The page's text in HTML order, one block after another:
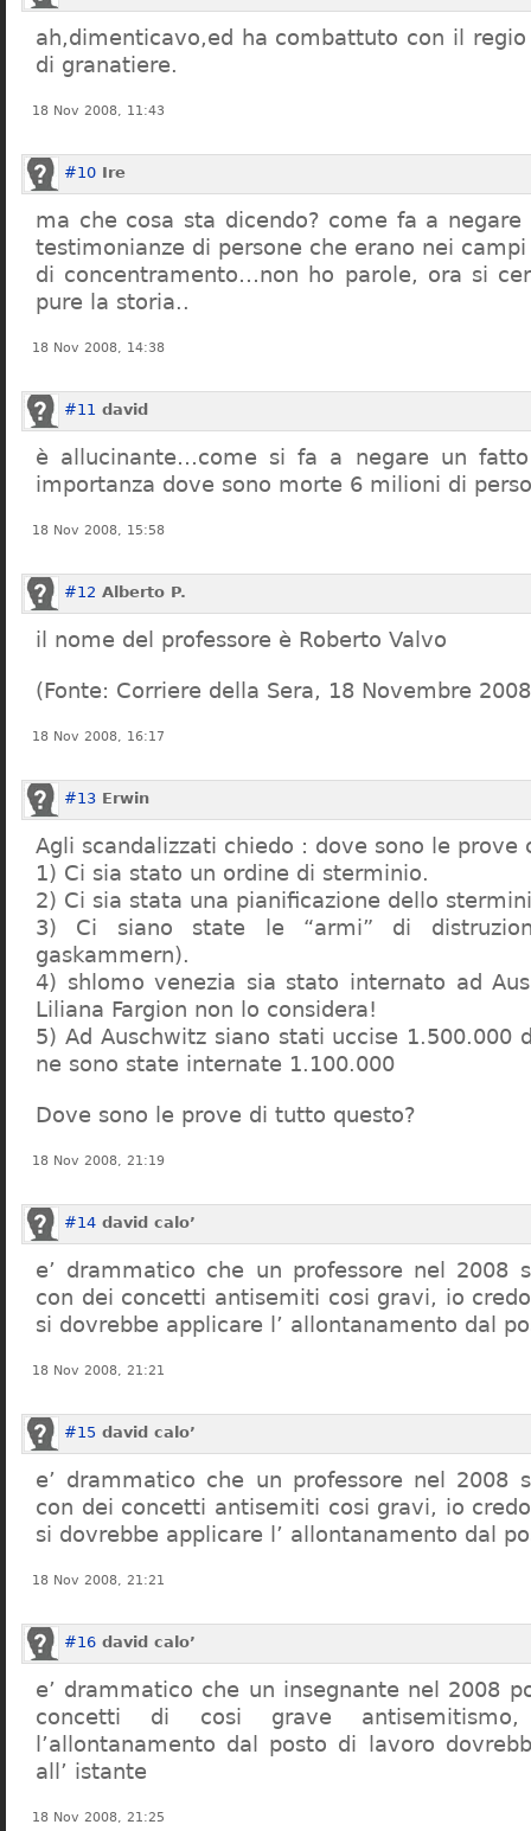
ah,dimenticavo,ed ha combattuto con il
di granatiere.
18 Nov 2008, 11:43
#10 Ire
ma che cosa sta dicendo? come fa a
testimonianze di persone che erano nei campi
di concentramento…non ho parole, ora si
pure la storia..
18 Nov 2008, 14:38
#11 david
è allucinante…come si fa a negare un
importanza dove sono morte 6 milioni di
18 Nov 2008, 15:58
#12 Alberto P.
il nome del professore è Roberto Valvo
(Fonte: Corriere della Sera, 18 Novembre
18 Nov 2008, 16:17
#13 Erwin
Agli scandalizzati chiedo : dove sono le prove
1) Ci sia stato un ordine di sterminio.
2) Ci sia stata una pianificazione dello
3) Ci siano state le “armi” di
gaskammern).
4) shlomo venezia sia stato internato ad
Liliana Fargion non lo considera!
5) Ad Auschwitz siano stati uccise 1.500.000
ne sono state internate 1.100.000
Dove sono le prove di tutto questo?
18 Nov 2008, 21:19
#14 david calo’
e’ drammatico che un professore nel 2008
con dei concetti antisemiti cosi gravi, io
si dovrebbe applicare l’ allontanamento dal
18 Nov 2008, 21:21
#15 david calo’
e’ drammatico che un professore nel 2008
con dei concetti antisemiti cosi gravi, io
si dovrebbe applicare l’ allontanamento dal
18 Nov 2008, 21:21
#16 david calo’
e’ drammatico che un insegnante nel 2008
concetti di cosi grave
l’allontanamento dal posto di lavoro
all’ istante
18 Nov 2008, 21:25